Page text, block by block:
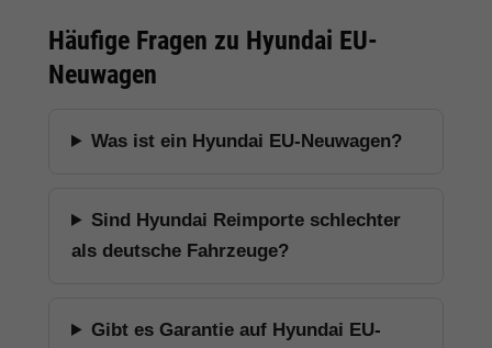
Häufige Fragen zu Hyundai EU-
Neuwagen
Was ist ein Hyundai EU-Neuwagen?
Sind Hyundai Reimporte schlechter
als deutsche Fahrzeuge?
Gibt es Garantie auf Hyundai EU-